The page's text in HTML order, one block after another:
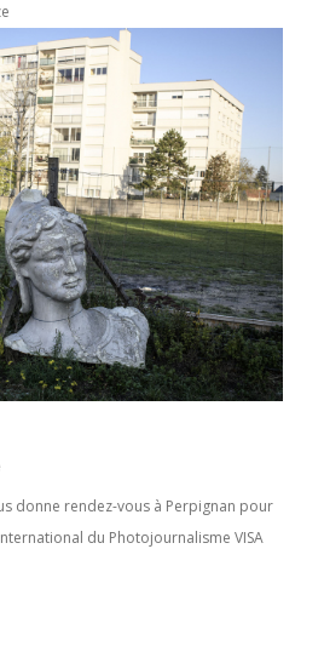
donne rendez-vous à Perpignan pour
du Photojournalisme VISA